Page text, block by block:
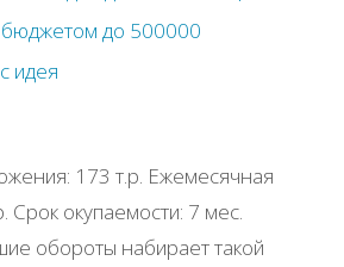
бюджетом до 500000
идея
173 т.р. Ежемесячная
Срок окупаемости: 7 мес.
обороты набирает такой